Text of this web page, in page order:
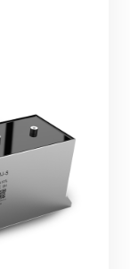
技可能提供了
案充分考虑了
、宽温度范围
行。
方面的作用，
时，也突出产